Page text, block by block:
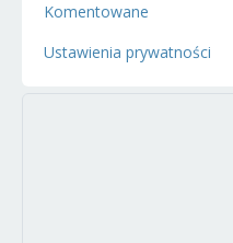
Komentowane
Ustawienia prywatności